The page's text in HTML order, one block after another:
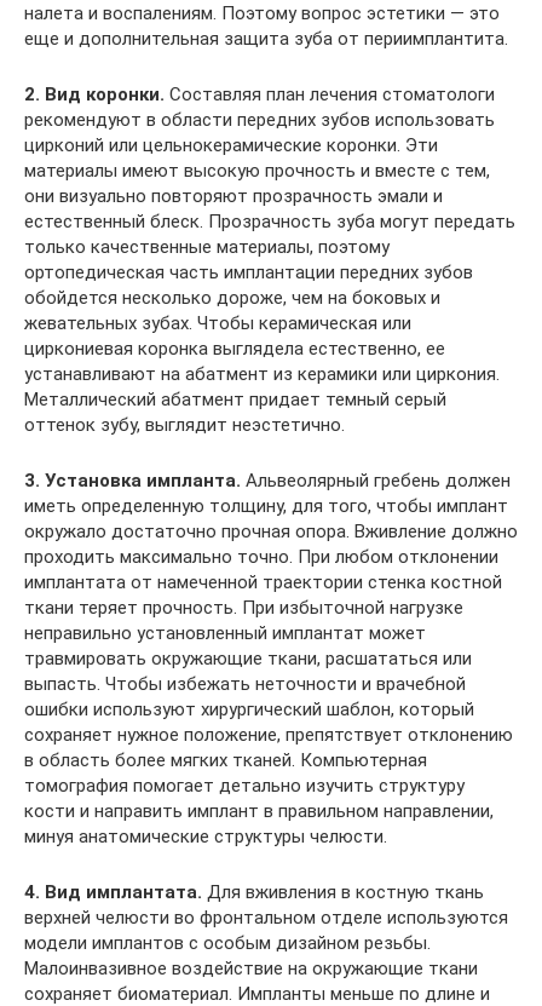
налета и воспалениям. Поэтому вопрос эстетики — это
еще и дополнительная защита зуба от периимплантита.
2. Вид коронки. Составляя план лечения стоматологи
рекомендуют в области передних зубов использовать
цирконий или цельнокерамические коронки. Эти
материалы имеют высокую прочность и вместе с тем,
они визуально повторяют прозрачность эмали и
естественный блеск. Прозрачность зуба могут передать
только качественные материалы, поэтому
ортопедическая часть имплантации передних зубов
обойдется несколько дороже, чем на боковых и
жевательных зубах. Чтобы керамическая или
циркониевая коронка выглядела естественно, ее
устанавливают на абатмент из керамики или циркония.
Металлический абатмент придает темный серый
оттенок зубу, выглядит неэстетично.
3. Установка импланта. Альвеолярный гребень должен
иметь определенную толщину, для того, чтобы имплант
окружало достаточно прочная опора. Вживление должно
проходить максимально точно. При любом отклонении
имплантата от намеченной траектории стенка костной
ткани теряет прочность. При избыточной нагрузке
неправильно установленный имплантат может
травмировать окружающие ткани, расшататься или
выпасть. Чтобы избежать неточности и врачебной
ошибки используют хирургический шаблон, который
сохраняет нужное положение, препятствует отклонению
в область более мягких тканей. Компьютерная
томография помогает детально изучить структуру
кости и направить имплант в правильном направлении,
минуя анатомические структуры челюсти.
4. Вид имплантата. Для вживления в костную ткань
верхней челюсти во фронтальном отделе используются
модели имплантов с особым дизайном резьбы.
Малоинвазивное воздействие на окружающие ткани
сохраняет биоматериал. Импланты меньше по длине и